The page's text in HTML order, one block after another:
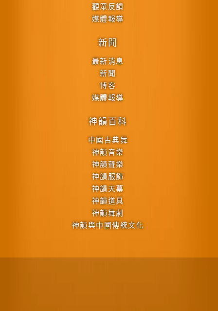
觀眾反饋
媒體報導
新聞
最新消息
新聞
博客
媒體報導
神韻百科
中國古典舞
神韻音樂
神韻聲樂
神韻服飾
神韻天幕
神韻道具
神韻舞劇
神韻與中國傳統文化